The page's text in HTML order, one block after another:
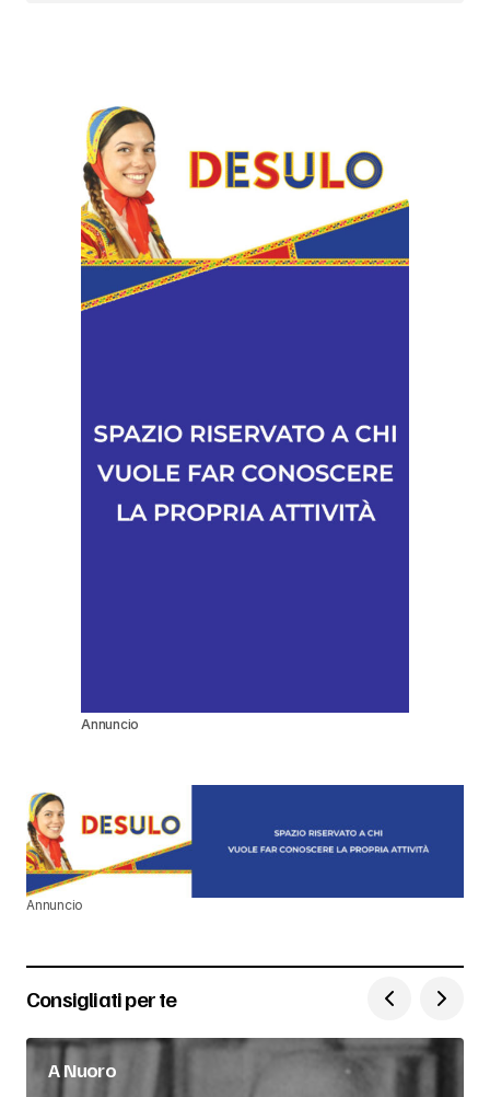
Annuncio
Annuncio
Consigliati per te
A Nuoro